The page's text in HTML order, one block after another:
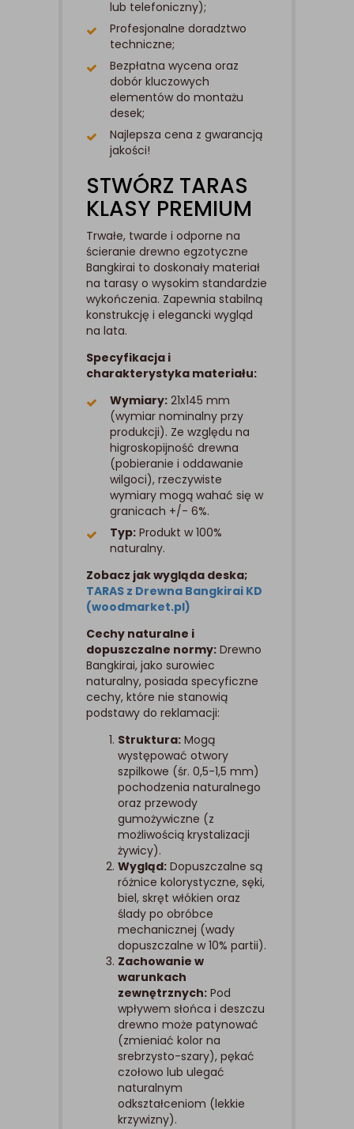
lub telefoniczny);
Profesjonalne doradztwo
techniczne;
Bezpłatna wycena oraz
dobór kluczowych
elementów do montażu
desek;
Najlepsza cena z gwarancją
jakości!
STWÓRZ TARAS
KLASY PREMIUM
Trwałe, twarde i odporne na
ścieranie drewno egzotyczne
Bangkirai to doskonały materiał
na tarasy o wysokim standardzie
wykończenia. Zapewnia stabilną
konstrukcję i elegancki wygląd
na lata.
Specyfikacja i
charakterystyka materiału:
Wymiary: 21x145 mm
(wymiar nominalny przy
produkcji). Ze względu na
higroskopijność drewna
(pobieranie i oddawanie
wilgoci), rzeczywiste
wymiary mogą wahać się w
granicach +/- 6%.
Typ: Produkt w 100%
naturalny.
Zobacz jak wygląda deska;
TARAS z Drewna Bangkirai KD
(woodmarket.pl)
Cechy naturalne i
dopuszczalne normy: Drewno
Bangkirai, jako surowiec
naturalny, posiada specyficzne
cechy, które nie stanowią
podstawy do reklamacji:
Struktura: Mogą
występować otwory
szpilkowe (śr. 0,5-1,5 mm)
pochodzenia naturalnego
oraz przewody
gumożywiczne (z
możliwością krystalizacji
żywicy).
Wygląd: Dopuszczalne są
różnice kolorystyczne, sęki,
biel, skręt włókien oraz
ślady po obróbce
mechanicznej (wady
dopuszczalne w 10% partii).
Zachowanie w
warunkach
zewnętrznych: Pod
wpływem słońca i deszczu
drewno może patynować
(zmieniać kolor na
srebrzysto-szary), pękać
czołowo lub ulegać
naturalnym
odkształceniom (lekkie
krzywizny).